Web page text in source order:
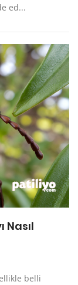
ed...
Nasıl
belli